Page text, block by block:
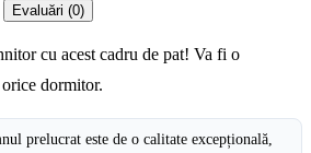
Evaluări (0)
cu acest cadru de pat! Va fi o
dormitor.
prelucrat este de o calitate excepțională,